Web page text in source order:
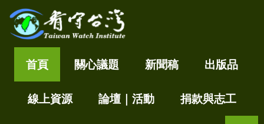
至
主
容
看守
台灣
Taiwan
境
首頁 關心議題 新聞稿 出版品
線上資源 論壇｜活動 捐款與志工